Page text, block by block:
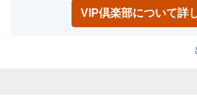
VIP倶楽部について詳